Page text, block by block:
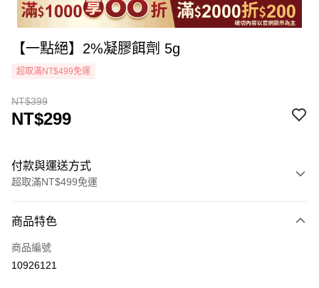
【一點絕】2%凝膠餌劑 5g
超取滿NT$499免運
NT$399
NT$299
付款與運送方式
超取滿NT$499免運
icash Pay
信用卡一次付款
商品特色
商品編號
10926121